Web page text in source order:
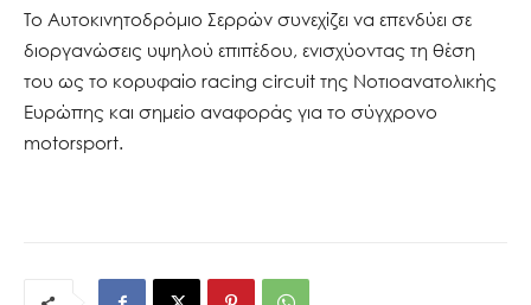
Το Αυτοκινητοδρόμιο Σερρών συνεχίζει να επενδύει σε
διοργανώσεις υψηλού επιπέδου, ενισχύοντας τη θέση
του ως το κορυφαίο racing circuit της Νοτιοανατολικής
Ευρώπης και σημείο αναφοράς για το σύγχρονο
motorsport.